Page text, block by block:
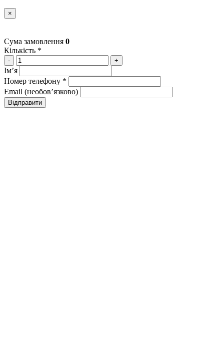
×
Сума замовлення 0
Кількість *
- +
Імʼя
Номер телефону *
Email (необовʼязково)
Відправити